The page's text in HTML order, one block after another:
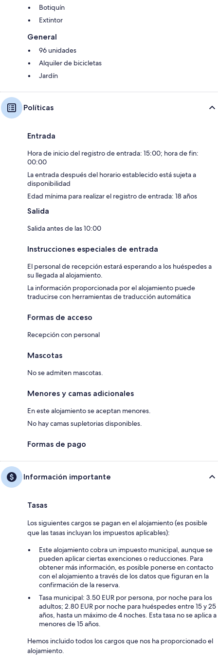
Botiquín
Extintor
General
96 unidades
Alquiler de bicicletas
Jardín
Políticas
Entrada
Hora de inicio del registro de entrada: 15:00; hora de fin:
00:00
La entrada después del horario establecido está sujeta a
disponibilidad
Edad mínima para realizar el registro de entrada: 18 años
Salida
Salida antes de las 10:00
Instrucciones especiales de entrada
El personal de recepción estará esperando a los huéspedes a
su llegada al alojamiento.
La información proporcionada por el alojamiento puede
traducirse con herramientas de traducción automática
Formas de acceso
Recepción con personal
Mascotas
No se admiten mascotas.
Menores y camas adicionales
En este alojamiento se aceptan menores.
No hay camas supletorias disponibles.
Formas de pago
Información importante
Tasas
Los siguientes cargos se pagan en el alojamiento (es posible
que las tasas incluyan los impuestos aplicables):
Este alojamiento cobra un impuesto municipal, aunque se
pueden aplicar ciertas exenciones o reducciones. Para
obtener más información, es posible ponerse en contacto
con el alojamiento a través de los datos que figuran en la
confirmación de la reserva.
Tasa municipal: 3.50 EUR por persona, por noche para los
adultos; 2.80 EUR por noche para huéspedes entre 15 y 25
años, hasta un máximo de 4 noches. Esta tasa no se aplica a
menores de 15 años.
Hemos incluido todos los cargos que nos ha proporcionado el
alojamiento.